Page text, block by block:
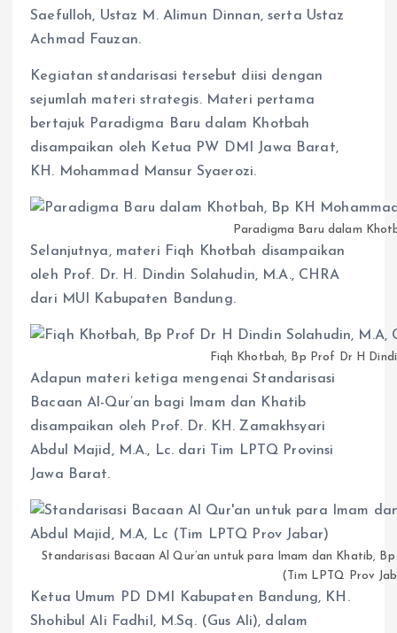
Saefulloh, Ustaz M. Alimun Dinnan, serta Ustaz
Achmad Fauzan.
Kegiatan standarisasi tersebut diisi dengan
sejumlah materi strategis. Materi pertama
bertajuk Paradigma Baru dalam Khotbah
disampaikan oleh Ketua PW DMI Jawa Barat,
KH. Mohammad Mansur Syaerozi.
Paradigma Baru dalam
Selanjutnya, materi Fiqh Khotbah disampaikan
oleh Prof. Dr. H. Dindin Solahudin, M.A., CHRA
dari MUI Kabupaten Bandung.
Fiqh Khotbah, Bp Prof Dr H
Adapun materi ketiga mengenai Standarisasi
Bacaan Al-Qur’an bagi Imam dan Khatib
disampaikan oleh Prof. Dr. KH. Zamakhsyari
Abdul Majid, M.A., Lc. dari Tim LPTQ Provinsi
Jawa Barat.
Standarisasi Bacaan Al Qur’an untuk para Imam dan Khatib,
(Tim LPTQ Prov
Ketua Umum PD DMI Kabupaten Bandung, KH.
Shohibul Ali Fadhil, M.Sq. (Gus Ali), dalam